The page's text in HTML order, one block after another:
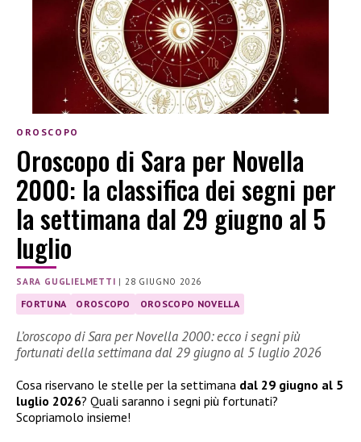
OROSCOPO
Oroscopo di Sara per Novella
2000: la classifica dei segni per
la settimana dal 29 giugno al 5
luglio
SARA GUGLIELMETTI |28 GIUGNO 2026
FORTUNA OROSCOPO OROSCOPO NOVELLA
L’oroscopo di Sara per Novella 2000: ecco i segni più
fortunati della settimana dal 29 giugno al 5 luglio 2026
Cosa riservano le stelle per la settimana dal 29 giugno al 5
luglio 2026? Quali saranno i segni più fortunati?
Scopriamolo insieme!